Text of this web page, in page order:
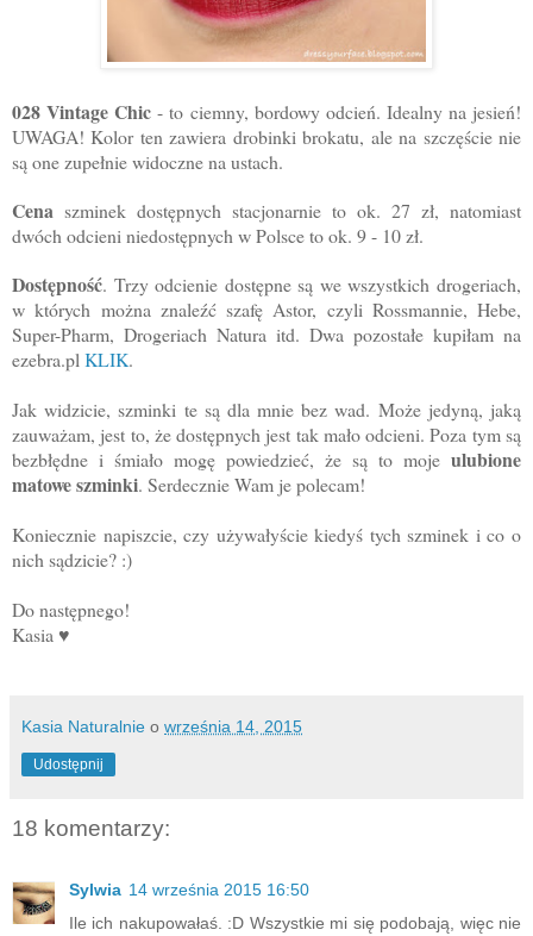
028 Vintage Chic - to ciemny, bordowy odcień. Idealny na jesień!
UWAGA! Kolor ten zawiera drobinki brokatu, ale na szczęście nie
są one zupełnie widoczne na ustach.
Cena szminek dostępnych stacjonarnie to ok. 27 zł, natomiast
dwóch odcieni niedostępnych w Polsce to ok. 9 - 10 zł.
Dostępność. Trzy odcienie dostępne są we wszystkich drogeriach,
w których można znaleźć szafę Astor, czyli Rossmannie, Hebe,
Super-Pharm, Drogeriach Natura itd. Dwa pozostałe kupiłam na
ezebra.pl KLIK.
Jak widzicie, szminki te są dla mnie bez wad. Może jedyną, jaką
zauważam, jest to, że dostępnych jest tak mało odcieni. Poza tym są
bezbłędne i śmiało mogę powiedzieć, że są to moje ulubione
matowe szminki. Serdecznie Wam je polecam!
Koniecznie napiszcie, czy używałyście kiedyś tych szminek i co o
nich sądzicie? :)
Do następnego!
Kasia ♥
Kasia Naturalnie o września 14, 2015
Udostępnij
18 komentarzy:
Sylwia 14 września 2015 16:50
Ile ich nakupowałaś. :D Wszystkie mi się podobają, więc nie